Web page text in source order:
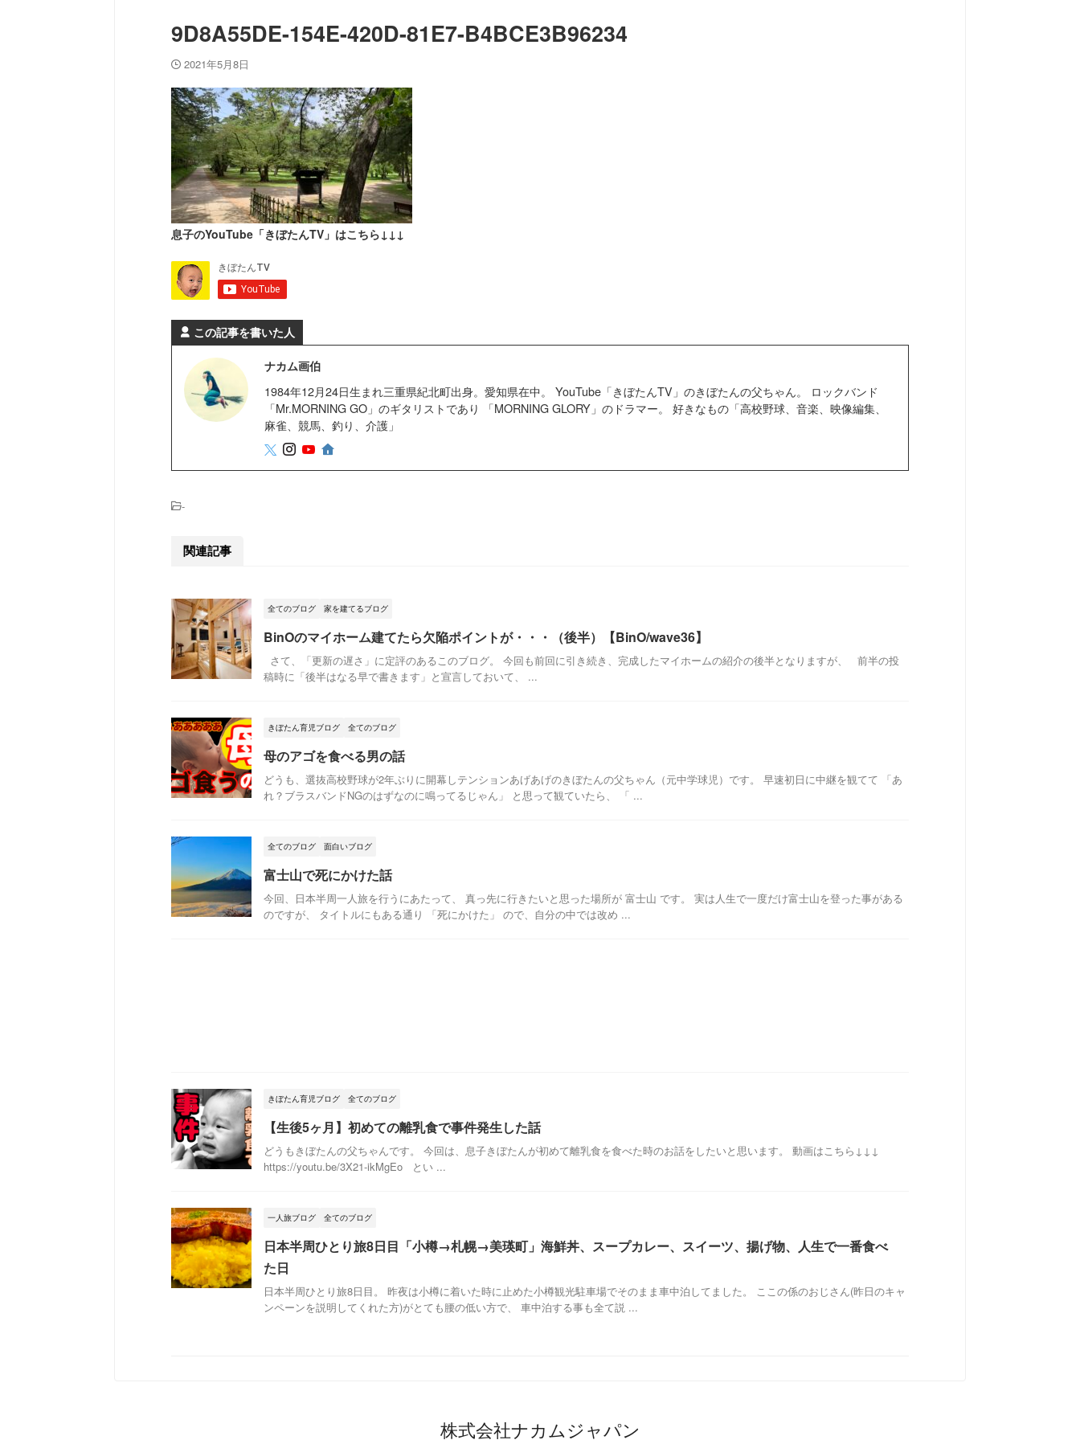
9D8A55DE-154E-420D-81E7-B4BCE3B96234
2021年5月8日
息子のYouTube「きぼたんTV」はこちら↓↓↓
この記事を書いた人
ナカム画伯
1984年12月24日生まれ三重県紀北町出身。愛知県在中。 YouTube「きぼたんTV」のきぼたんの父ちゃん。 ロックバンド
「Mr.MORNING GO」のギタリストであり 「MORNING GLORY」のドラマー。 好きなもの「高校野球、音楽、映像編集、
麻雀、競馬、釣り、介護」
-
関連記事
全てのブログ 家を建てるブログ
BinOのマイホーム建てたら欠陥ポイントが・・・（後半）【BinO/wave36】
さて、「更新の遅さ」に定評のあるこのブログ。 今回も前回に引き続き、完成したマイホームの紹介の後半となりますが、 前半の投
稿時に「後半はなる早で書きます」と宣言しておいて、 ...
きぼたん育児ブログ 全てのブログ
母のアゴを食べる男の話
どうも、選抜高校野球が2年ぶりに開幕しテンションあげあげのきぼたんの父ちゃん（元中学球児）です。 早速初日に中継を観てて 「あ
れ？ブラスバンドNGのはずなのに鳴ってるじゃん」 と思って観ていたら、 「 ...
全てのブログ 面白いブログ
富士山で死にかけた話
今回、日本半周一人旅を行うにあたって、 真っ先に行きたいと思った場所が 富士山 です。 実は人生で一度だけ富士山を登った事がある
のですが、 タイトルにもある通り 「死にかけた」 ので、自分の中では改め ...
きぼたん育児ブログ 全てのブログ
【生後5ヶ月】初めての離乳食で事件発生した話
どうもきぼたんの父ちゃんです。 今回は、息子きぼたんが初めて離乳食を食べた時のお話をしたいと思います。 動画はこちら↓↓↓
https://youtu.be/3X21-ikMgEo とい ...
一人旅ブログ 全てのブログ
日本半周ひとり旅8日目「小樽→札幌→美瑛町」海鮮丼、スープカレー、スイーツ、揚げ物、人生で一番食べ
た日
日本半周ひとり旅8日目。 昨夜は小樽に着いた時に止めた小樽観光駐車場でそのまま車中泊してました。 ここの係のおじさん(昨日のキャ
ンペーンを説明してくれた方)がとても腰の低い方で、 車中泊する事も全て説 ...
株式会社ナカムジャパン